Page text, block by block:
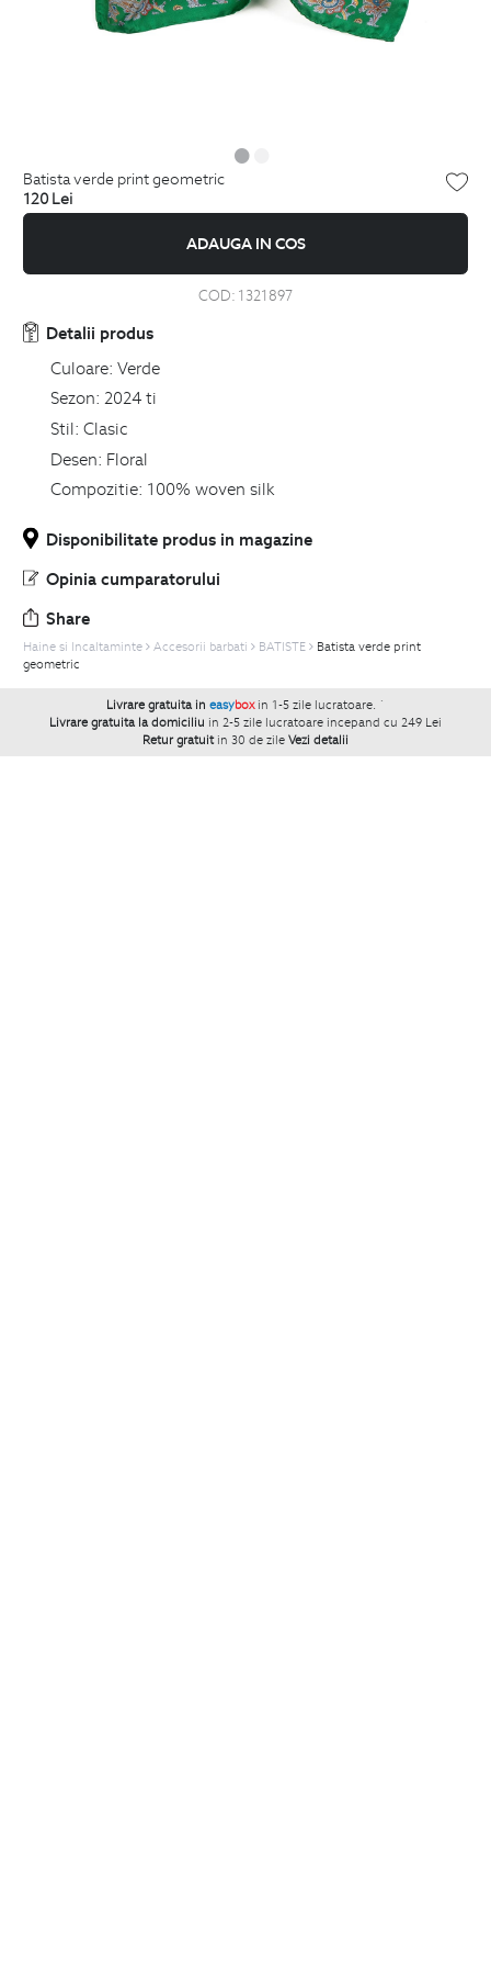
batista verde print geometric
120 Lei
ADAUGA IN COS
COD: 1321897
Detalii produs
Culoare: Verde
Sezon: 2024 ti
Stil: Clasic
Desen: Floral
Compozitie: 100% woven silk
Disponibilitate produs in magazine
Opinia cumparatorului
Share
Haine si Incaltaminte Accesorii barbati BATISTE
Batista verde print
geometric
Livrare gratuita in easybox in 1-5 zile lucratoare. `
Livrare gratuita la domiciliu in 2-5 zile lucratoare incepand cu 249 Lei
Retur gratuit in 30 de zile Vezi detalii